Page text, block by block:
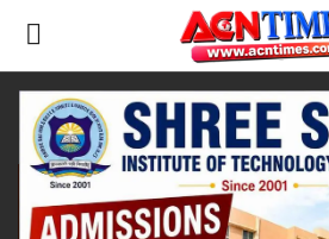
Home
Contact
Tag:Maharashtra Samaj
कला-साहित्य